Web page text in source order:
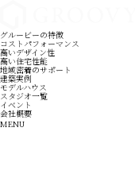
グルービーの特徴
コストパフォーマンス
高いデザイン性
高い住宅性能
地域密着のサポート
建築実例
モデルハウス
スタジオ一覧
イベント
会社概要
MENU